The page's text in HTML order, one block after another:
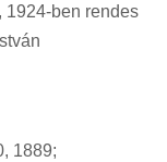
1924-ben rendes
1889;